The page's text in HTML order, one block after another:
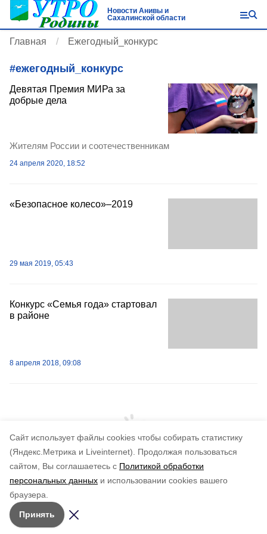
Cайт использует файлы cookies чтобы собирать статистику
(Яндекс.Метрика и Liveinternet).
Продолжая пользоваться
сайтом, Вы соглашаетесь с Политикой обработки
персональных данных и использовании cookies вашего
браузера.
Принять
Новости Анивы и
Сахалинской области
Главная Ежегодный_конкурс
#ежегодный_конкурс
Девятая Премия МИРа за
добрые дела
Жителям России и соотечественникам
24 апреля 2020, 18:52
«Безопасное колесо»–2019
29 мая 2019, 05:43
Конкурс «Семья года» стартовал
в районе
8 апреля 2018, 09:08